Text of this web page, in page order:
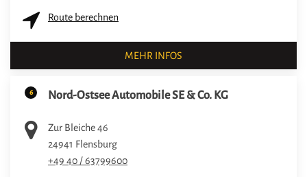
Route berechnen
MEHR INFOS
6 Nord-Ostsee Automobile SE & Co. KG
Zur Bleiche 46
24941 Flensburg
+49 40 / 63799600